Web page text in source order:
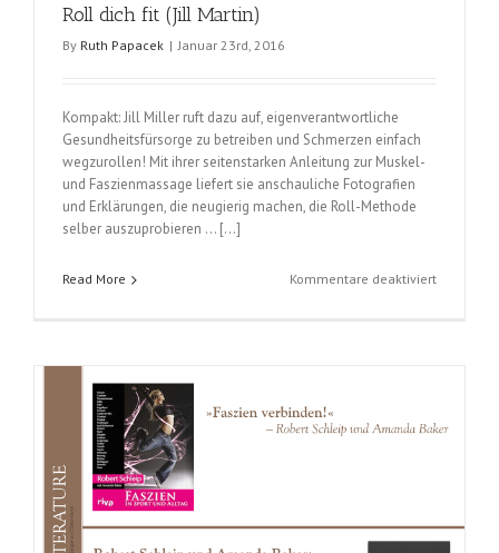
Roll dich fit (Jill Martin)
By Ruth Papacek | Januar 23rd, 2016
Kompakt: Jill Miller ruft dazu auf, eigenverantwortliche
Gesundheitsfürsorge zu betreiben und Schmerzen einfach
wegzurollen! Mit ihrer seitenstarken Anleitung zur Muskel-
und Faszienmassage liefert sie anschauliche Fotografien
und Erklärungen, die neugierig machen, die Roll-Methode
selber auszuprobieren … […]
Read More Kommentare deaktiviertfür